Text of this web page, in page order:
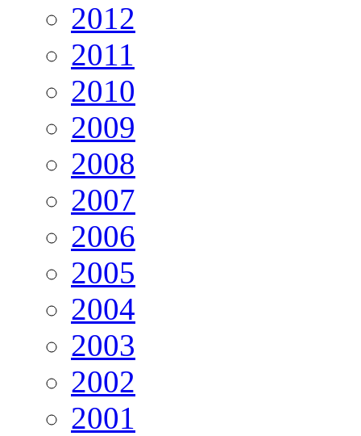
2012
2011
2010
2009
2008
2007
2006
2005
2004
2003
2002
2001